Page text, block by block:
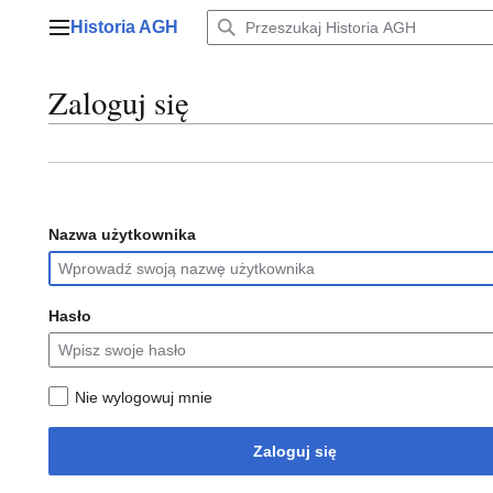
Menu główne
Historia AGH
Zaloguj się
Nazwa użytkownika
Hasło
Nie wylogowuj mnie
Zaloguj się